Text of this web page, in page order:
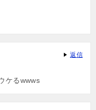
ケるwwws
返信